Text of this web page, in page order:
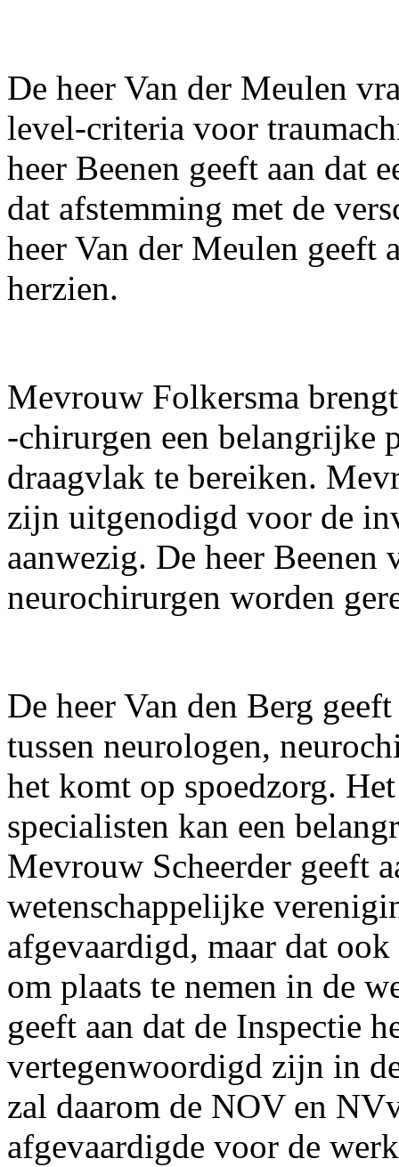
De heer Van der Meulen
level-criteria voor
heer Beenen geeft aan dat
dat afstemming met de
heer Van der Meulen geeft
herzien.
Mevrouw Folkersma
-chirurgen een belangrijke
draagvlak te bereiken.
zijn uitgenodigd voor de
aanwezig. De heer Beenen
neurochirurgen worden
De heer Van den Berg
tussen neurologen,
het komt op spoedzorg.
specialisten kan een
Mevrouw Scheerder geeft
wetenschappelijke
afgevaardigd, maar dat
om plaats te nemen in de
geeft aan dat de Inspectie
vertegenwoordigd zijn in
zal daarom de NOV en
afgevaardigde voor de